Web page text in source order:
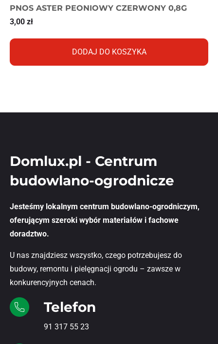
PNOS ASTER PEONIOWY CZERWONY 0,8G
3,00 zł
DODAJ DO KOSZYKA
Domlux.pl - Centrum
budowlano-ogrodnicze
Jesteśmy lokalnym centrum budowlano-ogrodniczym,
oferującym szeroki wybór materiałów i fachowe
doradztwo.
U nas znajdziesz wszystko, czego potrzebujesz do
budowy, remontu i pielęgnacji ogrodu – zawsze w
konkurencyjnych cenach.
Telefon
91 317 55 23